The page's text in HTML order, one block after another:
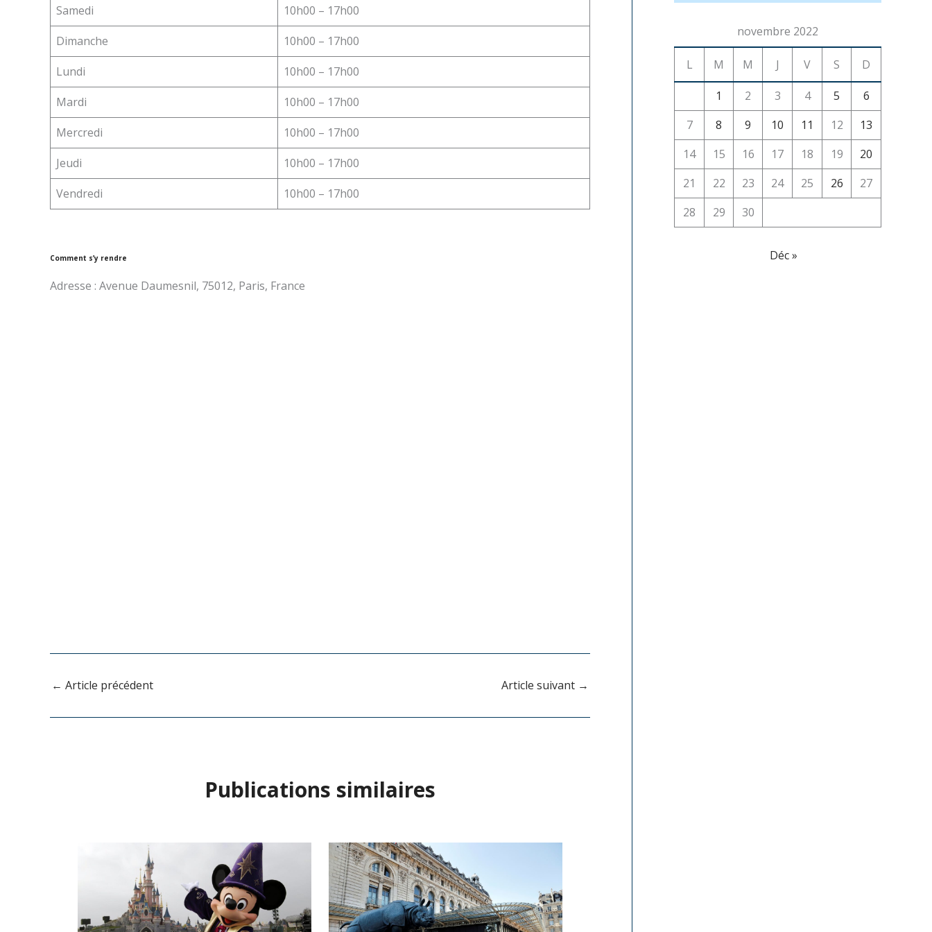
Samedi
10h00 – 17h00
Dimanche
10h00 – 17h00
Lundi
10h00 – 17h00
Mardi
10h00 – 17h00
Mercredi
10h00 – 17h00
Jeudi
10h00 – 17h00
Vendredi
10h00 – 17h00
Comment s’y rendre
Adresse : Avenue Daumesnil, 75012, Paris, France
← Article précédent Article suivant →
Publications similaires
novembre 2022
L M M J V S D
1 2 3 4 5
6
7
8 9 10 11 12
13
14
15 16 17 18 19
20
21
22 23 24 25 26
27
28
29 30
Déc »